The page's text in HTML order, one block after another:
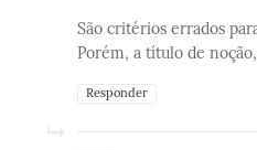
São critérios errados
Porém, a título de
Responder